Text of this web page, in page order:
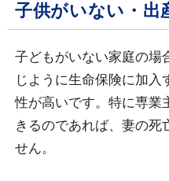
子供がいない・出
子どもがいない家庭の場
じように生命保険に加
性が高いです。特に専業
きるのであれば、妻の死
せん。